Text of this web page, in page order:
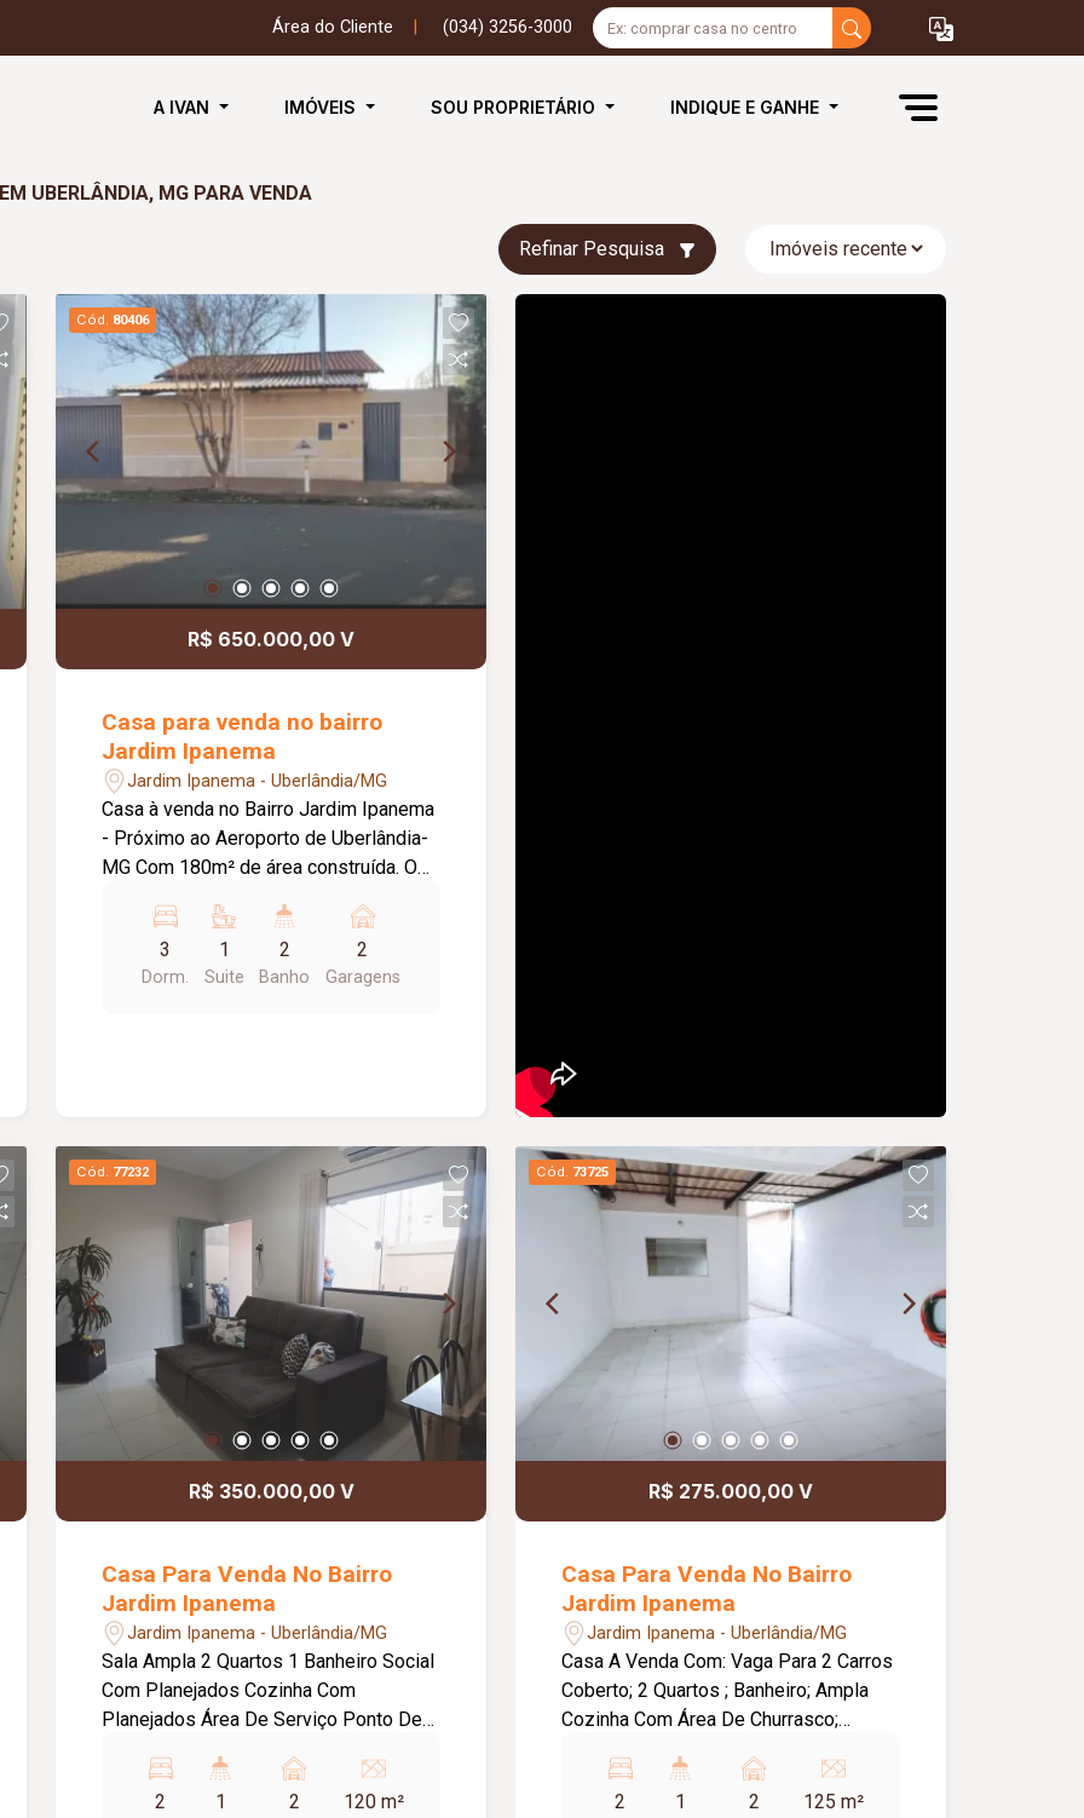
Área do Cliente (034) 3256-3000
A IVAN IMÓVEIS SOU PROPRIETÁRIO INDIQUE E GANHE
UBERLÂNDIA, MG PARA VENDA
Refinar Pesquisa
Cód. 80406
R$ 650.000,00 V
Casa para venda no bairro
Jardim Ipanema
Jardim Ipanema - Uberlândia/MG
Casa à venda no Bairro Jardim Ipanema
- Próximo ao Aeroporto de Uberlândia-
MG Com 180m² de área construída. O
suíte com closet. Sala em 02
ambientes, sala de jantar e estar.
Varanda ampla com banheiro. Vaga de
3
Dorm.
1
Suite
2
Banho
2
Garagens
Cód. 77232
R$ 350.000,00 V
Casa Para Venda No Bairro
Jardim Ipanema
Jardim Ipanema - Uberlândia/MG
Sala Ampla 2 Quartos 1 Banheiro Social
Com Planejados Cozinha Com
Planejados Área De Serviço Ponto De
Portão Eletrônico
2
1 2 120 m²
Cód. 73725
R$ 275.000,00 V
Casa Para Venda No Bairro
Jardim Ipanema
Jardim Ipanema - Uberlândia/MG
Casa A Venda Com: Vaga Para 2 Carros
Coberto; 2 Quartos ; Banheiro; Ampla
Cozinha Com Área De Churrasco;
2 1 2 125 m²